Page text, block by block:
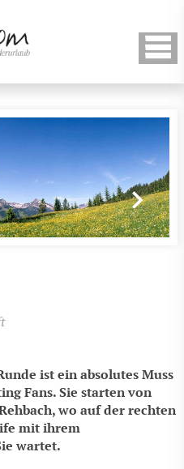
ist ein absolutes Muss
Fans. Sie starten von
wo auf der rechten
mit ihrem
wartet.